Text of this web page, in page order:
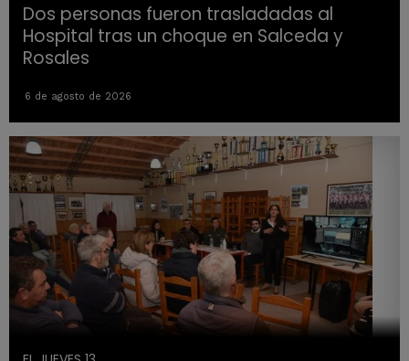
Dos personas fueron trasladadas al
Hospital tras un choque en Salceda y
Rosales
6 de agosto de 2026